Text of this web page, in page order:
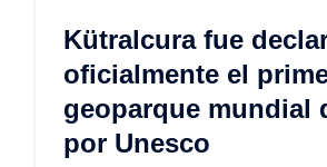
Kütralcura fue
oficialmente el
geoparque mundial
por Unesco